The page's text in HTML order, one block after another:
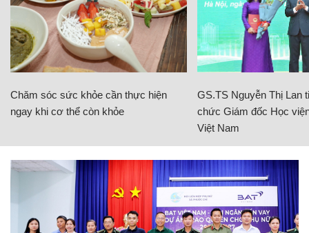
Chăm sóc sức khỏe cần thực hiện
ngay khi cơ thể còn khỏe
GS.TS Nguyễn Thị Lan
chức Giám đốc Học
Việt Nam